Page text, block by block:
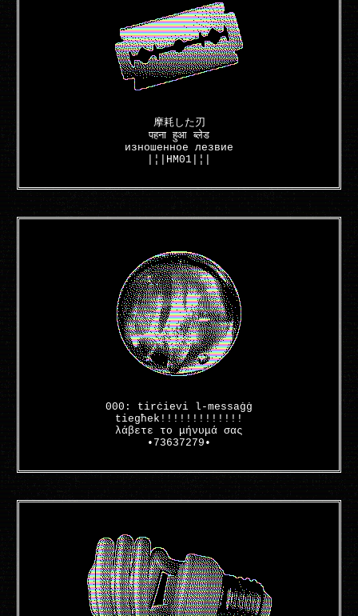
摩耗した刃
पहना हुआ ब्लेड
изношенное лезвие
|¦|HM01|¦|
000: tirċievi l-messaġġ
tiegħek!!!!!!!!!!!!!
λάβετε το μήνυμά σας
•73637279•